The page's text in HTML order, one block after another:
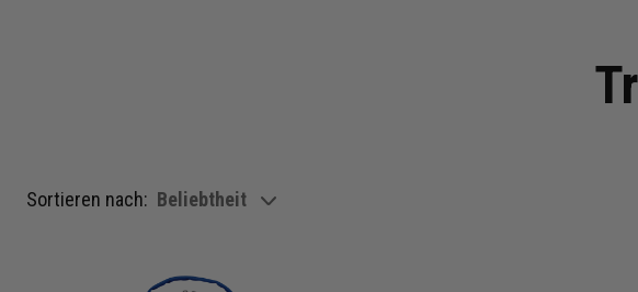
Sortieren nach: show filteroptions
Beliebtheit